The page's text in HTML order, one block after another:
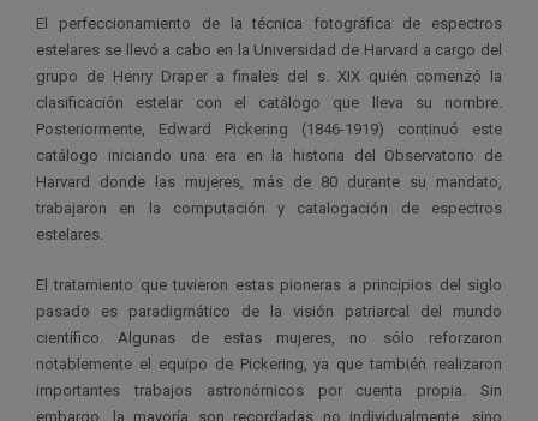
El perfeccionamiento de la técnica fotográfica de espectros
estelares se llevó a cabo en la Universidad de Harvard a cargo del
grupo de Henry Draper a finales del s. XIX quién comenzó la
clasificación estelar con el catálogo que lleva su nombre.
Posteriormente, Edward Pickering (1846-1919) continuó este
catálogo iniciando una era en la historia del Observatorio de
Harvard donde las mujeres, más de 80 durante su mandato,
trabajaron en la computación y catalogación de espectros
estelares.
El tratamiento que tuvieron estas pioneras a principios del siglo
pasado es paradigmático de la visión patriarcal del mundo
científico. Algunas de estas mujeres, no sólo reforzaron
notablemente el equipo de Pickering, ya que también realizaron
importantes trabajos astronómicos por cuenta propia. Sin
embargo, la mayoría son recordadas no individualmente, sino